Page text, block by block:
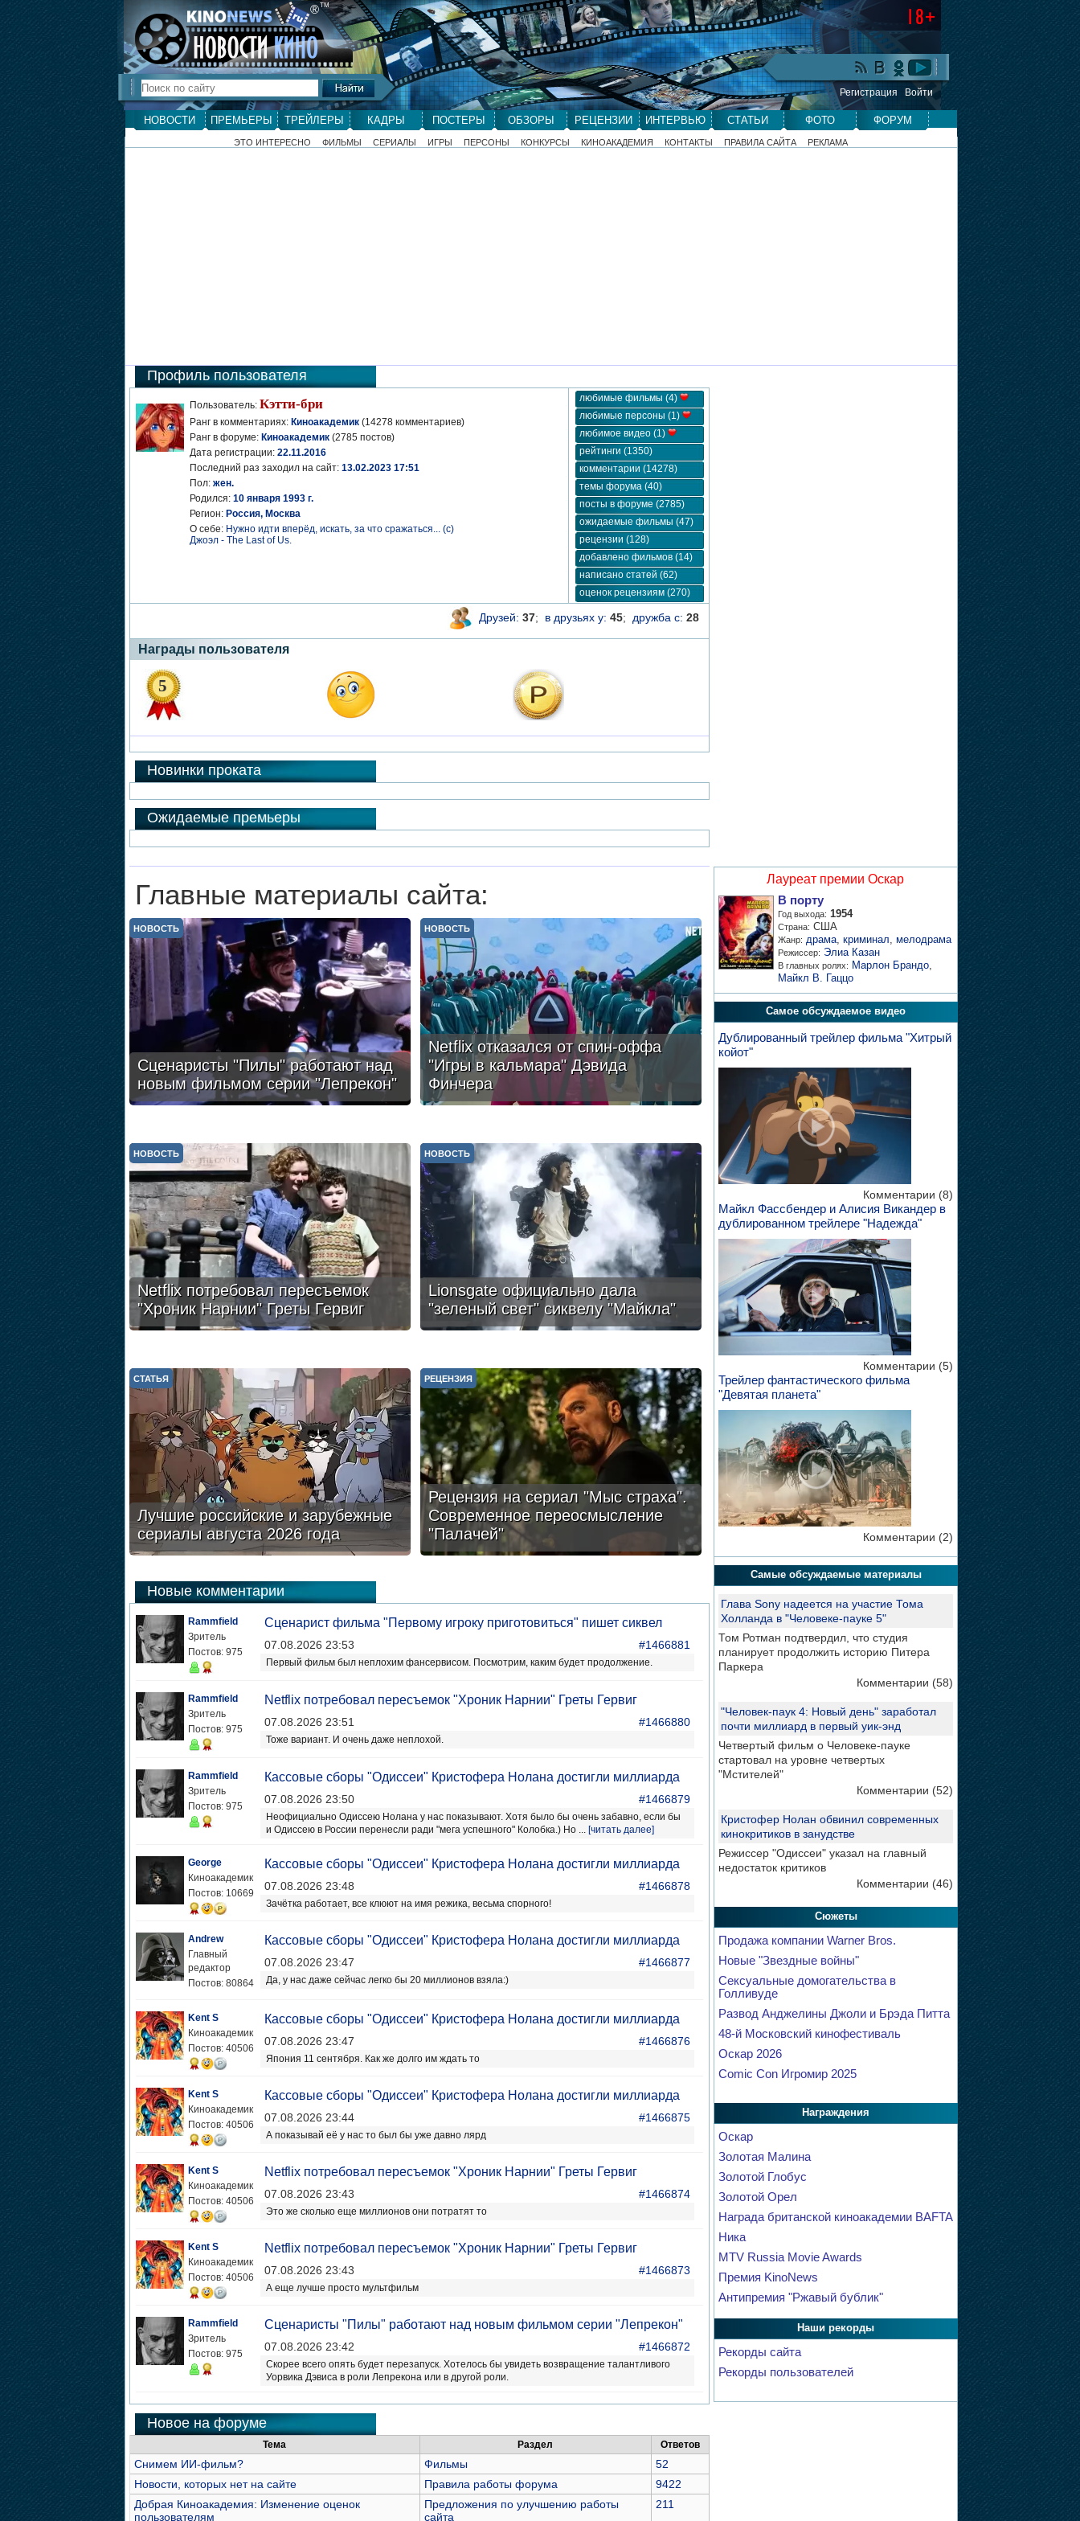
®ТМ
Регистрация Войти
НОВОСТИ ПРЕМЬЕРЫ ТРЕЙЛЕРЫ КАДРЫ ПОСТЕРЫ ОБЗОРЫ РЕЦЕНЗИИ ИНТЕРВЬЮ СТАТЬИ ФОТО ФОРУМ
ЭТО ИНТЕРЕСНО ФИЛЬМЫ СЕРИАЛЫ ИГРЫ ПЕРСОНЫ КОНКУРСЫ КИНОАКАДЕМИЯ КОНТАКТЫ ПРАВИЛА САЙТА РЕКЛАМА
Профиль пользователя
Пользователь: Кэтти-бри
Ранг в комментариях: Киноакадемик(14278 комментариев)
Ранг в форуме: Киноакадемик(2785 постов)
Дата регистрации: 22.11.2016
Последний раз заходил на сайт: 13.02.2023 17:51
Пол: жен.
Родился: 10 января 1993 г.
Регион: Россия, Москва
О себе: Нужно идти вперёд, искать, за что сражаться... (с)
Джоэл - The Last of Us.
любимые фильмы (4)
любимые персоны (1)
любимое видео (1)
рейтинги (1350)
комментарии (14278)
темы форума (40)
посты в форуме (2785)
ожидаемые фильмы (47)
рецензии (128)
добавлено фильмов (14)
написано статей (62)
оценок рецензиям (270)
Друзей: 37; в друзьях у: 45; дружба с: 28
Награды пользователя
5
Новинки проката
Ожидаемые премьеры
Главные материалы сайта:
Сценаристы "Пилы" работают над
новым фильмом серии "Лепрекон"
НОВОСТЬ
Netflix отказался от спин-оффа
"Игры в кальмара" Дэвида
Финчера
НОВОСТЬ
Netflix потребовал пересъемок
"Хроник Нарнии" Греты Гервиг
НОВОСТЬ
Lionsgate официально дала
"зеленый свет" сиквелу "Майкла"
НОВОСТЬ
Лучшие российские и зарубежные
сериалы августа 2026 года
СТАТЬЯ
Рецензия на сериал "Мыс страха".
Современное переосмысление
"Палачей"
РЕЦЕНЗИЯ
Новые комментарии
Rammfield
Зритель
Постов: 975
Сценарист фильма "Первому игроку приготовиться" пишет сиквел
07.08.2026 23:53 #1466881
Первый фильм был неплохим фансервисом. Посмотрим, каким будет продолжение.
Rammfield
Зритель
Постов: 975
Netflix потребовал пересъемок "Хроник Нарнии" Греты Гервиг
07.08.2026 23:51 #1466880
Тоже вариант. И очень даже неплохой.
Rammfield
Зритель
Постов: 975
Кассовые сборы "Одиссеи" Кристофера Нолана достигли миллиарда
07.08.2026 23:50 #1466879
Неофициально Одиссею Нолана у нас показывают. Хотя было бы очень забавно, если бы
и Одиссею в России перенесли ради "мега успешного" Колобка.) Но ... [читать далее]
George
Киноакадемик
Постов: 10669
Кассовые сборы "Одиссеи" Кристофера Нолана достигли миллиарда
07.08.2026 23:48 #1466878
Зачётка работает, все клюют на имя режика, весьма спорного!
Andrew
Главный
редактор
Постов: 80864
Кассовые сборы "Одиссеи" Кристофера Нолана достигли миллиарда
07.08.2026 23:47 #1466877
Да, у нас даже сейчас легко бы 20 миллионов взяла:)
Kent S
Киноакадемик
Постов: 40506
Кассовые сборы "Одиссеи" Кристофера Нолана достигли миллиарда
07.08.2026 23:47 #1466876
Япония 11 сентября. Как же долго им ждать то
Kent S
Киноакадемик
Постов: 40506
Кассовые сборы "Одиссеи" Кристофера Нолана достигли миллиарда
07.08.2026 23:44 #1466875
А показывай её у нас то был бы уже давно лярд
Kent S
Киноакадемик
Постов: 40506
Netflix потребовал пересъемок "Хроник Нарнии" Греты Гервиг
07.08.2026 23:43 #1466874
Это же сколько еще миллионов они потратят то
Kent S
Киноакадемик
Постов: 40506
Netflix потребовал пересъемок "Хроник Нарнии" Греты Гервиг
07.08.2026 23:43 #1466873
А еще лучше просто мультфильм
Rammfield
Зритель
Постов: 975
Сценаристы "Пилы" работают над новым фильмом серии "Лепрекон"
07.08.2026 23:42 #1466872
Скорее всего опять будет перезапуск. Хотелось бы увидеть возвращение талантливого
Уорвика Дэвиса в роли Лепрекона или в другой роли.
Новое на форуме
Тема Раздел Ответов
Снимем ИИ-фильм? Фильмы
52
Новости, которых нет на сайте
Правила работы форума
9422
Добрая Киноакадемия: Изменение оценок
пользователям
Предложения по улучшению работы
сайта
211
Лауреат премии Оскар
В порту
Год выхода: 1954
Страна: США
Жанр: драма, криминал, мелодрама
Режиссер: Элиа Казан
В главных ролях: Марлон Брандо,
Майкл В. Гаццо
Самое обсуждаемое видео
Дублированный трейлер фильма "Хитрый
койот"
Комментарии (8)
Майкл Фассбендер и Алисия Викандер в
дублированном трейлере "Надежда"
Комментарии (5)
Трейлер фантастического фильма
"Девятая планета"
Комментарии (2)
Самые обсуждаемые материалы
Глава Sony надеется на участие Тома
Холланда в "Человеке-пауке 5"
Том Ротман подтвердил, что студия
планирует продолжить историю Питера
Паркера
Комментарии (58)
"Человек-паук 4: Новый день" заработал
почти миллиард в первый уик-энд
Четвертый фильм о Человеке-пауке
стартовал на уровне четвертых
"Мстителей"
Комментарии (52)
Кристофер Нолан обвинил современных
кинокритиков в занудстве
Режиссер "Одиссеи" указал на главный
недостаток критиков
Комментарии (46)
Сюжеты
Продажа компании Warner Bros.
Новые "Звездные войны"
Сексуальные домогательства в
Голливуде
Развод Анджелины Джоли и Брэда Питта
48-й Московский кинофестиваль
Оскар 2026
Comic Con Игромир 2025
Награждения
Оскар
Золотая Малина
Золотой Глобус
Золотой Орел
Награда британской киноакадемии BAFTA
Ника
MTV Russia Movie Awards
Премия KinoNews
Антипремия "Ржавый бублик"
Наши рекорды
Рекорды сайта
Рекорды пользователей